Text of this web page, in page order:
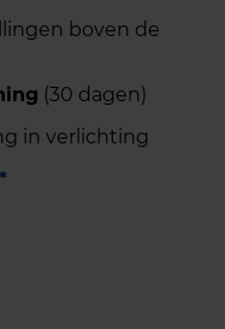
boven de
(30 dagen)
in verlichting